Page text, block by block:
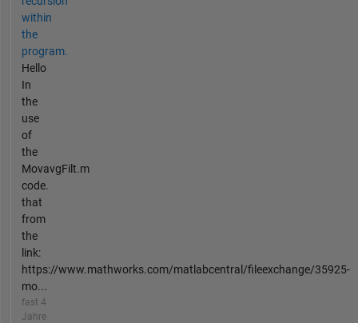
within
the
program.
Hello
In
the
use
of
the
MovavgFilt.m
code.
that
from
the
link:
https://www.mathworks.com/matlabcentral/fileexchange/35925-
mo...
fast 4
Jahre